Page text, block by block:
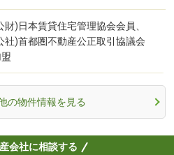
財)日本賃貸住宅管理協会会員、
社)首都圏不動産公正取引協議会
の物件情報を見る
会社に相談する